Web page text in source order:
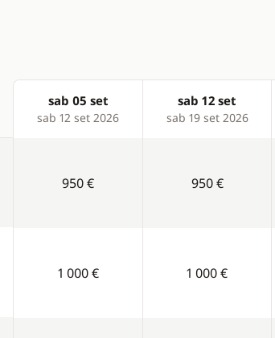
Products
sab 05 set
sab 12 set 2026
sab 12 set
sab 19 set 2026
950 € 950 €
1 000 € 1 000 €